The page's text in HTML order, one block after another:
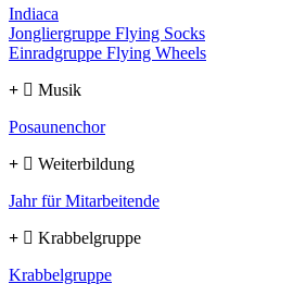
Indiaca
Jongliergruppe Flying Socks
Einradgruppe Flying Wheels
Musik
Posaunenchor
Weiterbildung
Jahr für Mitarbeitende
Krabbelgruppe
Krabbelgruppe